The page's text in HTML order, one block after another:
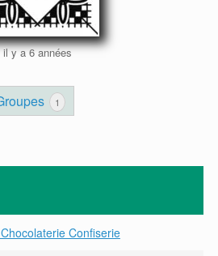
il y a 6 années
1
Confiserie